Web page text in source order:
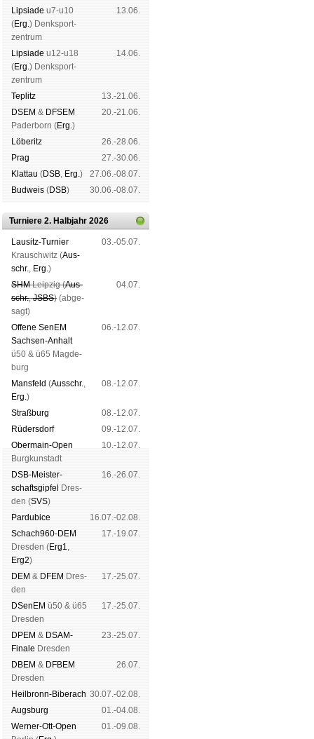
Lipsiade u7-u10
(Erg.) Denk­sport­
zen­trum
13.06.
Lipsiade u12-u18
(Erg.) Denk­sport­
zen­trum
14.06.
Tep­litz
13.-21.06.
DSEM & DFSEM
Pader­born (Erg.)
20.-21.06.
Lö­be­ritz
26.-28.06.
Prag
27.-30.06.
Klat­tau (DSB, Erg.)
27.06.-08.07.
Bud­weis (DSB) 30.06.-08.07.
Turniere 2. Halbjahr 2026
Lau­sitz-Tur­nier
Krausch­witz (Aus­
schr., Erg.)
03.-05.07.
SHMLeip­zig (Aus­
schr.,JSBS) (ab­ge­
sagt)
04.07.
Offene SenEM
Sach­sen-An­halt
ü50 & ü65 Mag­de­
burg
06.-12.07.
Mans­feld (Aus­schr.,
Erg.)
08.-12.07.
Straß­burg
08.-12.07.
Rüders­dorf
09.-12.07.
Ober­main-Open
Burg­kun­stadt
10.-12.07.
DSB-Meister­
schafts­gipfel
Dres­
den (SVS)
16.-26.07.
Pardu­bice
16.07.-02.08.
Schach960-DEM
Dres­den (Erg1,
Erg2)
17.-19.07.
DEM & DFEM Dres­
den
17.-25.07.
DSenEM ü50 & ü65
Dres­den
17.-25.07.
DPEM & DSAM-
Finale Dres­den
23.-25.07.
DBEM & DFBEM
Dres­den
26.07.
Heil­bronn-Bi­ber­ach 30.07.-02.08.
Augs­burg
01.-04.08.
Werner-Ott-Open
01.-09.08.